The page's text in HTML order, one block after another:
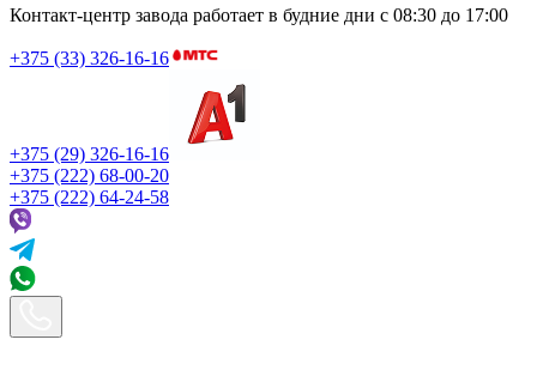
Контакт-центр завода работает в будние дни с 08:30 до 17:00
+375 (33) 326-16-16
+375 (29) 326-16-16
+375 (222) 68-00-20
+375 (222) 64-24-58